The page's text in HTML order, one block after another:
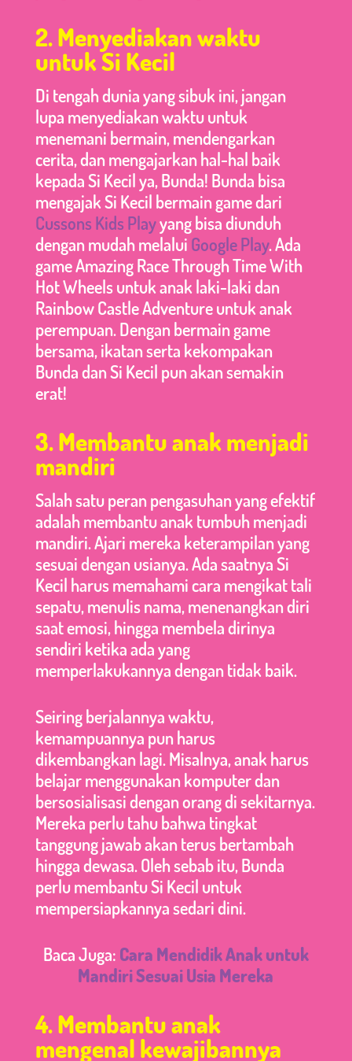
2. Menyediakan waktu
untuk Si Kecil
Di tengah dunia yang sibuk ini, jangan
lupa menyediakan waktu untuk
menemani bermain, mendengarkan
cerita, dan mengajarkan hal-hal baik
kepada Si Kecil ya, Bunda! Bunda bisa
mengajak Si Kecil bermain game dari
Cussons Kids Playyang bisa diunduh
dengan mudah melalui Google Play. Ada
game Amazing Race Through Time With
Hot Wheels untuk anak laki-laki dan
Rainbow Castle Adventure untuk anak
perempuan. Dengan bermain game
bersama, ikatan serta kekompakan
Bunda dan Si Kecil pun akan semakin
erat!
3. Membantu anak menjadi
mandiri
Salah satu peran pengasuhan yang efektif
adalah membantu anak tumbuh menjadi
mandiri. Ajari mereka keterampilan yang
sesuai dengan usianya. Ada saatnya Si
Kecil harus memahami cara mengikat tali
sepatu, menulis nama, menenangkan diri
saat emosi, hingga membela dirinya
sendiri ketika ada yang
memperlakukannya dengan tidak baik.
Seiring berjalannya waktu,
kemampuannya pun harus
dikembangkan lagi. Misalnya, anak harus
belajar menggunakan komputer dan
bersosialisasi dengan orang di sekitarnya.
Mereka perlu tahu bahwa tingkat
tanggung jawab akan terus bertambah
hingga dewasa. Oleh sebab itu, Bunda
perlu membantu Si Kecil untuk
mempersiapkannya sedari dini.
Baca Juga: Cara Mendidik Anak untuk
Mandiri Sesuai Usia Mereka
4. Membantu anak
mengenal kewajibannya